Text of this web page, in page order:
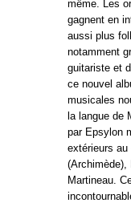
même. Les
gagnent en
aussi plus
notamment
guitariste et
ce nouvel
musicales
la langue de
par Epsylon
extérieurs au
(Archimède),
Martineau.